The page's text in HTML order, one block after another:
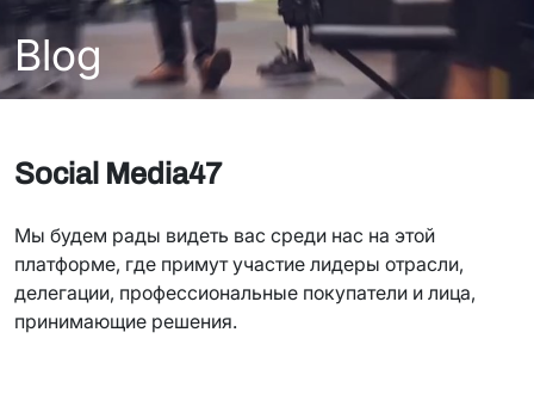
Blog
Social Media47
Мы будем рады видеть вас среди нас на этой
платформе, где примут участие лидеры отрасли,
делегации, профессиональные покупатели и лица,
принимающие решения.